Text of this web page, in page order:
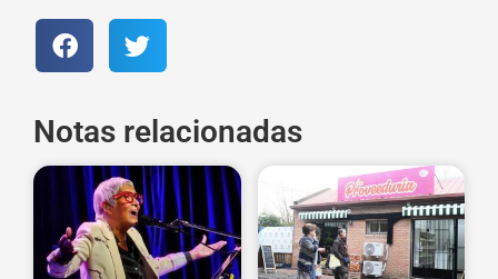
Notas relacionadas